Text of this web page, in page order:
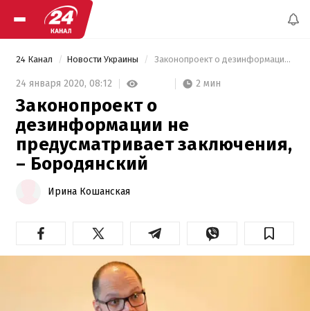
24 Канал Новости Украины Законопроект о дезинформации не предусматривает заключения, – Бородянский
24 января 2020, 08:12 2 мин
Законопроект о
дезинформации не
предусматривает заключения,
– Бородянский
Ирина Кошанская